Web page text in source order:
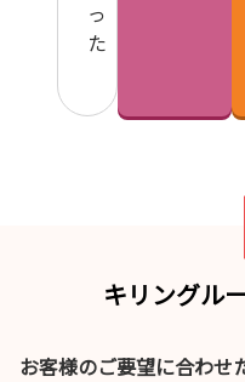
っ
た
キリングル
お客様のご要望に合わせ